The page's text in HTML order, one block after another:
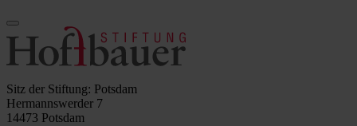
Sitz der Stiftung: Potsdam
Hermannswerder 7
14473 Potsdam